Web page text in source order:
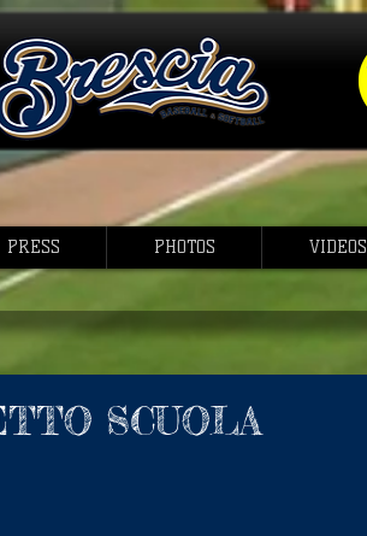
PRESS PHOTOS VIDEOS
SCUOLA